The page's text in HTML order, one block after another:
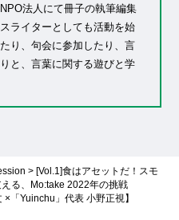
法人にて冊子の執筆編集
ライターとしても活動を始
り、句会に参加したり、言
と、言葉に関する遊びと学
>[Vol.1]食はアセットだ！スモ
る、Mo:take 2022年の挑戦
×「Yuinchu」代表 小野正視】